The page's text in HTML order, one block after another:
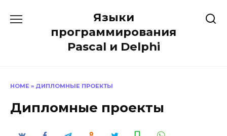
содержанию
Языки
программирования
Pascal и Delphi
HOME » ДИПЛОМНЫЕ ПРОЕКТЫ
Дипломные проекты